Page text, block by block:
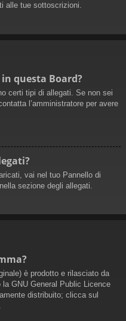
alle tue sottoscrizioni.
questa Board?
certi tipi di allegati. Se non sei
l’amministratore per avere
vai nel tuo Pannello di
sezione degli allegati.
è prodotto e rilasciato da
la GNU General Public Licence
distribuito; clicca sul